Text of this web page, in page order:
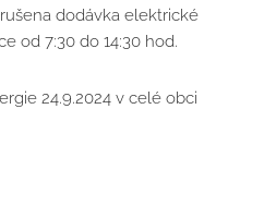
dodávka elektrické
od 7:30 do 14:30 hod.